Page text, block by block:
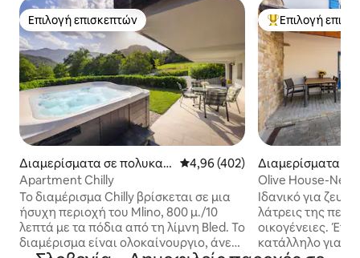
Επιλογή επισκεπτών
Επιλογή επισκεπτών
Διαμερίσματα σε πολυκατ
οικία στην πόλη Bled
Μέση βαθμολογία: 4,96 στα 5,
4,96 (402)
Apartment Chilly
Το διαμέρισμα Chilly βρίσκεται σε μια
ήσυχη περιοχή του Mlino, 800 μ./10
λεπτά με τα πόδια από τη λίμνη Bled. Το
διαμέρισμα είναι ολοκαίνουργιο, άνετο
Κορυφαία
Επιλογή
Διαμερίσματα
ικία στην πόλη
Olive House-Nest
Ιδανικό για
λάτρεις της
οικογένειες.
κατάλληλο για